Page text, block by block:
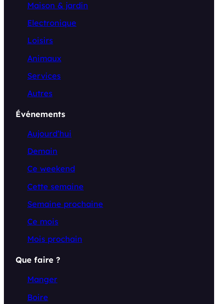
Maison & jardin
Electronique
Loisirs
Animaux
Services
Autres
Événements
Aujourd’hui
Demain
Ce weekend
Cette semaine
Semaine prochaine
Ce mois
Mois prochain
Que faire ?
Manger
Boire